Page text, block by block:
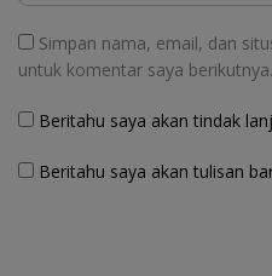
Simpan nama, email, dan
untuk komentar saya berikutnya.
Beritahu saya akan tindak
Beritahu saya akan tulisan